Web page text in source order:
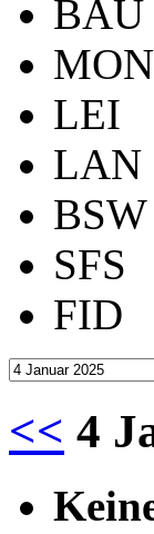
BAU
MON
LEI
LAN
BSW
SFS
FID
<< 4